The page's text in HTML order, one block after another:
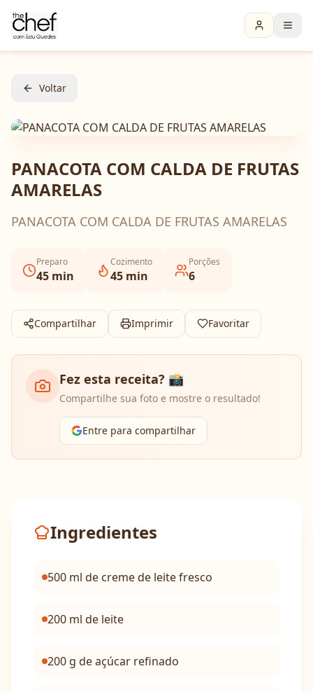
Voltar
PANACOTA COM CALDA DE FRUTAS
AMARELAS
PANACOTA COM CALDA DE FRUTAS AMARELAS
Preparo
45 min
Cozimento
45 min
Porções
6
Compartilhar Imprimir Favoritar
Fez esta receita? 📸
Compartilhe sua foto e mostre o resultado!
Entre para compartilhar
Ingredientes
500 ml de creme de leite fresco
200 ml de leite
200 g de açúcar refinado